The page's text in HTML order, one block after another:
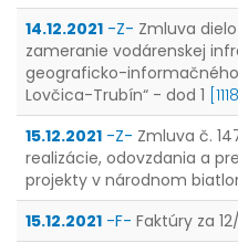
14.12.2021 -Z- Zmluva
zameranie vodárenskej
geograficko-informačného
Lovčica-Trubín“ - dod 1
15.12.2021 -Z- Zmluva č.
realizácie, odovzdania a
projekty v národnom
15.12.2021 -F- Faktúry za